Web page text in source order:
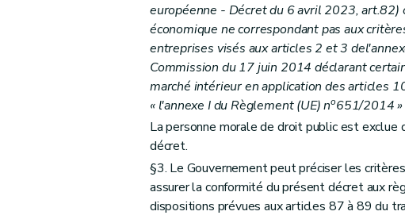
européenne - Décret du 6 avril 2023,
économique ne correspondant pas aux
entreprises visés aux articles 2 et 3
Commission du 17 juin 2014 déclarant
marché intérieur en application des articles
« l'annexe I du Règlement (UE) no651/2014 »
La personne morale de droit public est
décret.
§3. Le Gouvernement peut préciser les
assurer la conformité du présent décret aux
dispositions prévues aux articles 87 à 89 du